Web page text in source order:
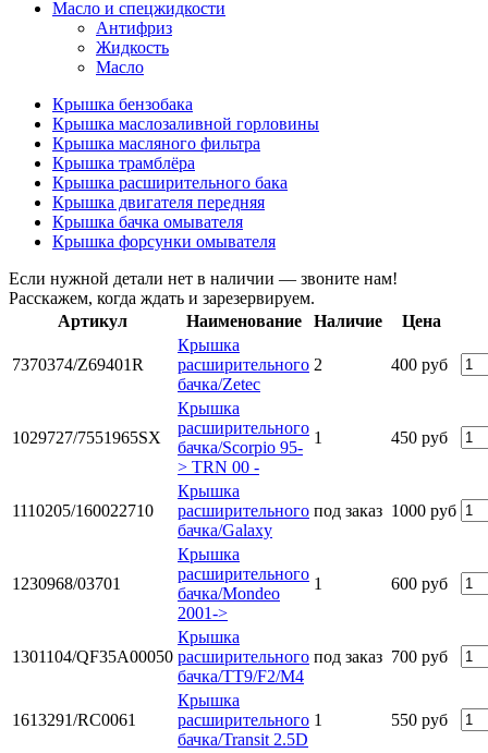
Масло и спецжидкости
Антифриз
Жидкость
Масло
Крышка бензобака
Крышка маслозаливной горловины
Крышка масляного фильтра
Крышка трамблёра
Крышка расширительного бака
Крышка двигателя передняя
Крышка бачка омывателя
Крышка форсунки омывателя
Если нужной детали нет в наличии — звоните нам!
Расскажем, когда ждать и зарезервируем.
Артикул
Наименование Наличие Цена
7370374/Z69401R
Крышка
расширительного
бачка/Zetec
2 400 руб
1029727/7551965SX
Крышка
расширительного
бачка/Scorpio 95-
> TRN 00 -
1 450 руб
1110205/160022710
Крышка
расширительного
бачка/Galaxy
под заказ 1000 руб
1230968/03701
Крышка
расширительного
бачка/Mondeo
2001->
1 600 руб
1301104/QF35A00050
Крышка
расширительного
бачка/TT9/F2/M4
под заказ 700 руб
1613291/RC0061
Крышка
расширительного
бачка/Transit 2.5D
1 550 руб